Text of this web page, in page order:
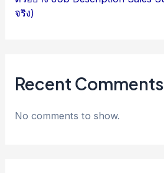
จริง)
Recent Comments
No comments to show.